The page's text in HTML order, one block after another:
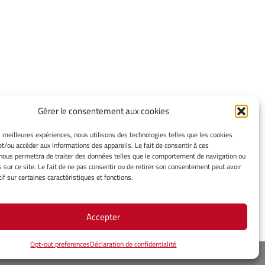
Gérer le consentement aux cookies
expériences, nous utilisons des technologies telles que les cookies
ou accéder aux informations des appareils. Le fait de consentir à ces
permettra de traiter des données telles que le comportement de navigation ou
sur ce site. Le fait de ne pas consentir ou de retirer son consentement peut avoir
sur certaines caractéristiques et fonctions.
Accepter
Opt-out preferencesDéclaration de confidentialité
INFORMATIONS LÉGALES
Mentions légales
Gérer mes cookies
Politique de cookies
Avertissement